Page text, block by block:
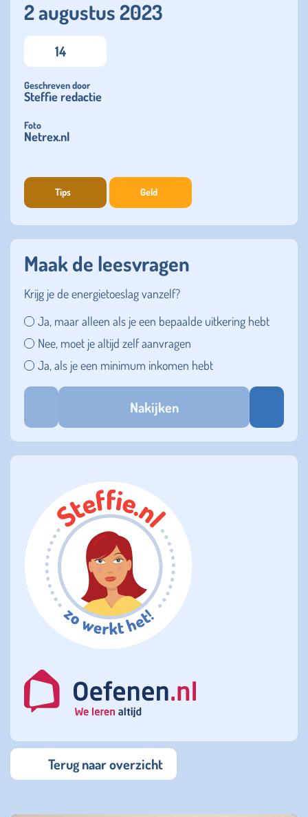
2 augustus 2023
14
Geschreven door
Steffie redactie
Foto
Netrex.nl
Tips Geld
Maak de leesvragen
Krijg je de energietoeslag vanzelf?
Ja, maar alleen als je een bepaalde uitkering hebt
Nee, moet je altijd zelf aanvragen
Ja, als je een minimum inkomen hebt
Nakijken
Terug naar overzicht